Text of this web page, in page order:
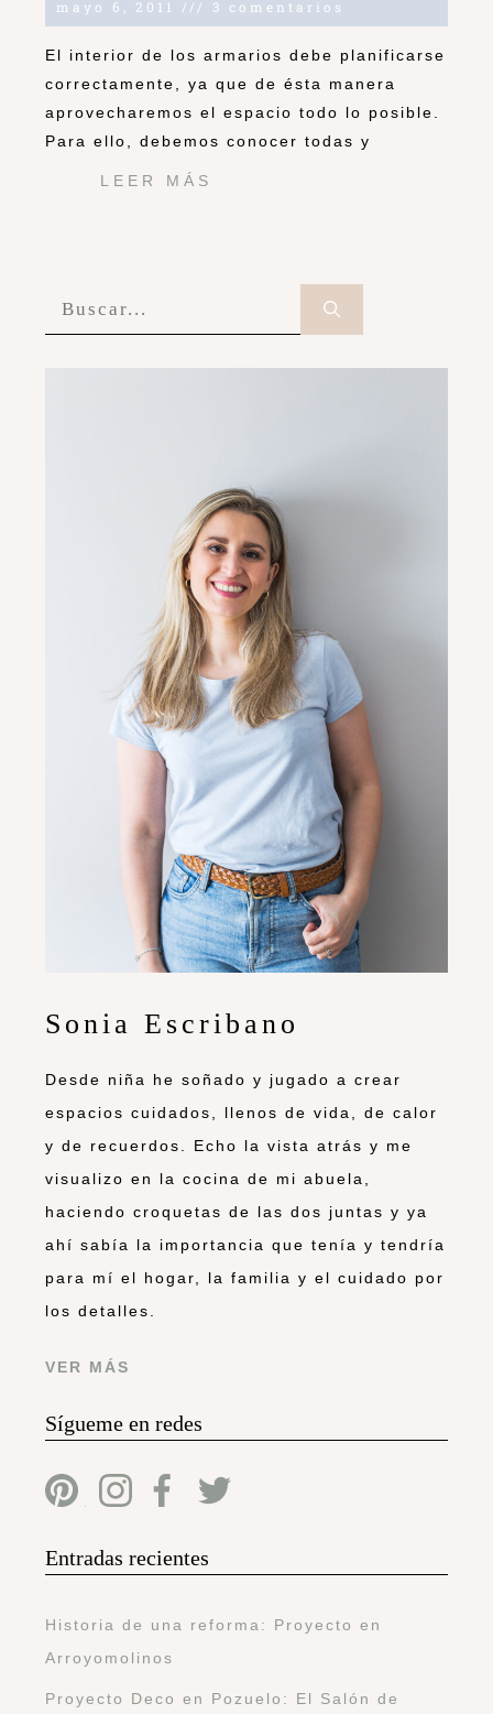
mayo 6, 2011 3 comentarios
El interior de los armarios debe planificarse
correctamente, ya que de ésta manera
aprovecharemos el espacio todo lo posible.
Para ello, debemos conocer todas y
LEER MÁS
Sonia Escribano
Desde niña he soñado y jugado a crear
espacios cuidados, llenos de vida, de calor
y de recuerdos. Echo la vista atrás y me
visualizo en la cocina de mi abuela,
haciendo croquetas de las dos juntas y ya
ahí sabía la importancia que tenía y tendría
para mí el hogar, la familia y el cuidado por
los detalles.
VER MÁS
Sígueme en redes
Entradas recientes
Historia de una reforma: Proyecto en
Arroyomolinos
Proyecto Deco en Pozuelo: El Salón de